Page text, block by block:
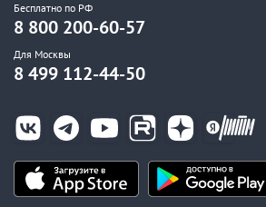
Бесплатно по РФ
8 800 200-60-57
Для Москвы
8 499 112-44-50